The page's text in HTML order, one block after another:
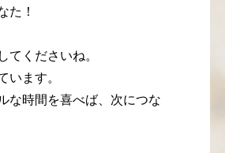
た！
くださいね。
います。
な時間を喜べば、次につな